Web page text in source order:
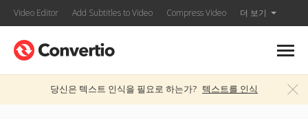
Video Editor Add Subtitles to Video Compress Video 더 보기
당신은 텍스트 인식을 필요로 하는가? 텍스트를 인식